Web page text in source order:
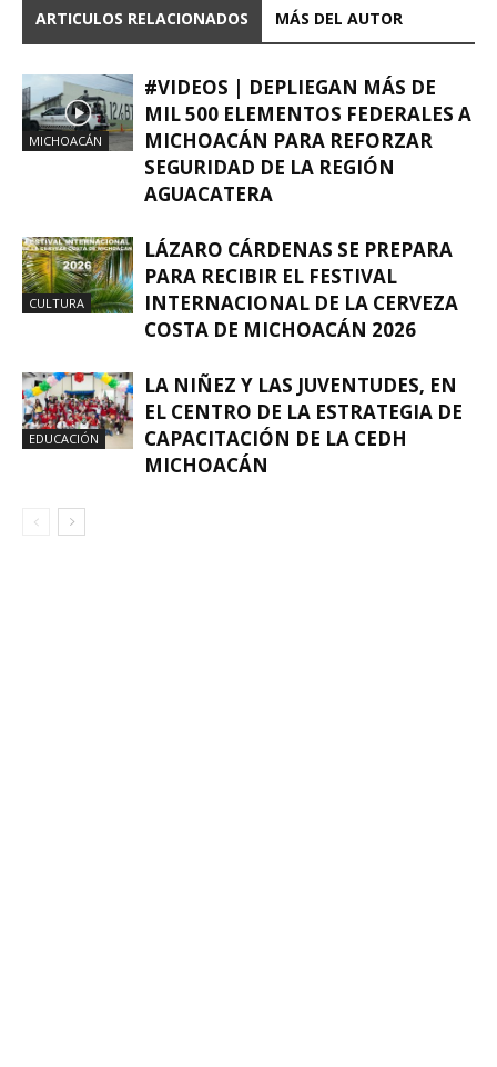
ARTICULOS RELACIONADOS MÁS DEL AUTOR
MICHOACÁN
#VIDEOS | DEPLIEGAN MÁS DE
MIL 500 ELEMENTOS FEDERALES A
MICHOACÁN PARA REFORZAR
SEGURIDAD DE LA REGIÓN
AGUACATERA
CULTURA
LÁZARO CÁRDENAS SE PREPARA
PARA RECIBIR EL FESTIVAL
INTERNACIONAL DE LA CERVEZA
COSTA DE MICHOACÁN 2026
EDUCACIÓN
LA NIÑEZ Y LAS JUVENTUDES, EN
EL CENTRO DE LA ESTRATEGIA DE
CAPACITACIÓN DE LA CEDH
MICHOACÁN